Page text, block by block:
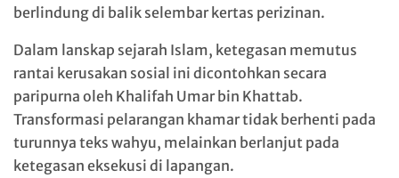
berlindung di balik selembar kertas perizinan.
Dalam lanskap sejarah Islam, ketegasan memutus
rantai kerusakan sosial ini dicontohkan secara
paripurna oleh Khalifah Umar bin Khattab.
Transformasi pelarangan khamar tidak berhenti pada
turunnya teks wahyu, melainkan berlanjut pada
ketegasan eksekusi di lapangan.